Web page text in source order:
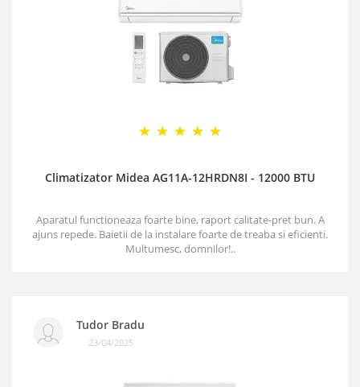
Climatizator Midea AG11A-12HRDN8I - 12000 BTU
Aparatul functioneaza foarte bine, raport calitate-pret bun. A
ajuns repede. Baietii de la instalare foarte de treaba si eficienti.
Multumesc, domnilor!..
Tudor Bradu
23/04/2025